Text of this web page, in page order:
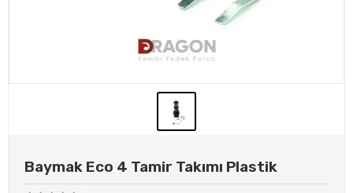
Baymak Eco 4 Tamir Takımı Plastik